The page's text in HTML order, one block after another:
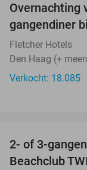
Overnachting
gangendiner
Fletcher Hotels
Den Haag (+
Verkocht: 18.085
2- of 3-
Beachclub